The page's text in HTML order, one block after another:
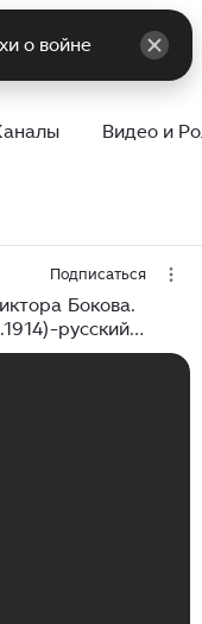
Видео и
Подписаться
Бокова.
русский